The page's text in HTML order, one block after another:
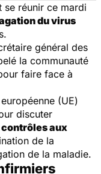
se réunir ce mardi
du virus
général des
la communauté
faire face à
(UE)
discuter
aux
de la
de la maladie.